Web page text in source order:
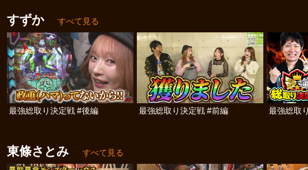
すずか すべて見る
最強総取り決定戦 #後編 最強総取り決定戦 #前編 最強総取
東條さとみ すべて見る